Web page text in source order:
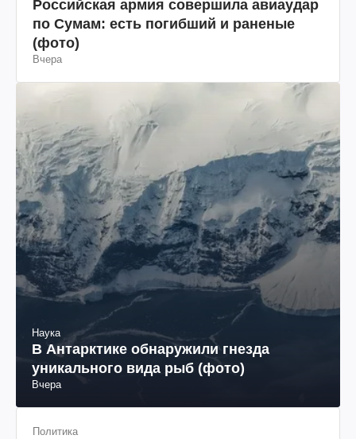
Российская армия совершила авиаудар
по Сумам: есть погибший и раненые
(фото)
Вчера
Наука
В Антарктике обнаружили гнезда
уникального вида рыб (фото)
Вчера
Политика